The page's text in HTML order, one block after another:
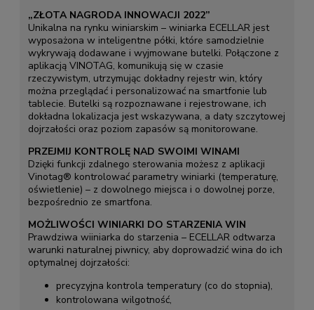
„ZŁOTA NAGRODA INNOWACJI 2022”
Unikalna na rynku winiarskim – winiarka ECELLAR jest
wyposażona w inteligentne półki, które samodzielnie
wykrywają dodawane i wyjmowane butelki. Połączone z
aplikacją VINOTAG, komunikują się w czasie
rzeczywistym, utrzymując dokładny rejestr win, który
można przeglądać i personalizować na smartfonie lub
tablecie. Butelki są rozpoznawane i rejestrowane, ich
dokładna lokalizacja jest wskazywana, a daty szczytowej
dojrzałości oraz poziom zapasów są monitorowane.
PRZEJMIJ KONTROLĘ NAD SWOIMI WINAMI
Dzięki funkcji zdalnego sterowania możesz z aplikacji
Vinotag® kontrolować parametry winiarki (temperaturę,
oświetlenie) – z dowolnego miejsca i o dowolnej porze,
bezpośrednio ze smartfona.
MOŻLIWOŚCI WINIARKI DO STARZENIA WIN
Prawdziwa wiiniarka do starzenia – ECELLAR odtwarza
warunki naturalnej piwnicy, aby doprowadzić wina do ich
optymalnej dojrzałości:
precyzyjna kontrola temperatury (co do stopnia),
kontrolowana wilgotność,